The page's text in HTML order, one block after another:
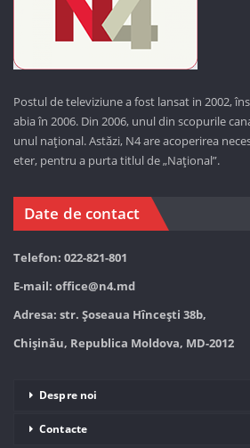
Postul de televiziune a fost lansat in 2002,
abia în 2006. Din 2006, unul din scopurile
unul național. Astăzi, N4 are acoperirea
eter, pentru a purta titlul de „Național”.
Date de contact
Telefon: 022-821-801
E-mail: office@n4.md
Adresa: str. Șoseaua Hînceşti 38b,
Chișinău, Republica Moldova, MD-2012
Despre noi
Contacte